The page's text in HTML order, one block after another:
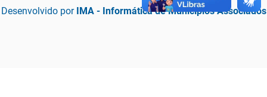
Desenvolvido por IMA - Informática de Municípios Associados